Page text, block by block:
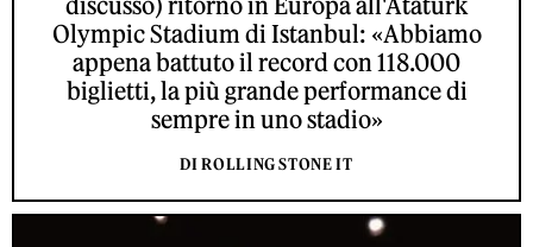
Olympic Stadium di Istanbul: «Abbiamo
appena battuto il record con 118.000
biglietti, la più grande performance di
sempre in uno stadio»
DI ROLLING STONE IT